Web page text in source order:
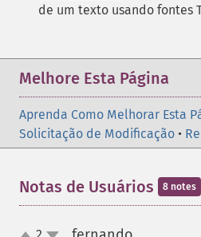
de um texto usando fontes
Melhore Esta Página
Aprenda Como Melhorar Esta
Solicitação de Modificação •
Notas de Usuários 8 notes